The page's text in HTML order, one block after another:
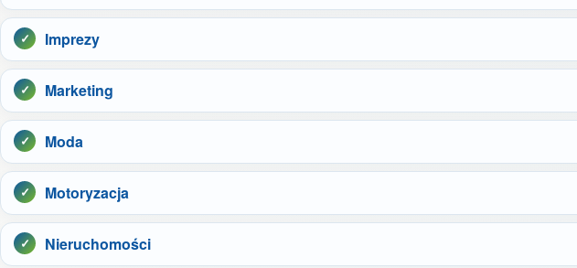
Imprezy
Marketing
Moda
Motoryzacja
Nieruchomości